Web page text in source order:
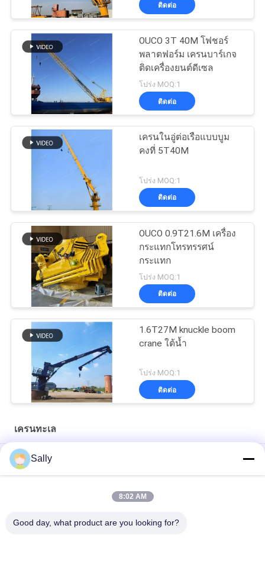
ติดต่อ
OUCO 3T 40M โฟชอร์
พลาตฟอร์ม เครนบาร์เกจ
ติดเครื่องยนต์ดีเซล
โปร่ง MOQ:1
ติดต่อ
เครนในอู่ต่อเรือแบบบูม
คงที่ 5T40M
โปร่ง MOQ:1
ติดต่อ
OUCO 0.9T21.6M เครื่อง
กระแทกโทรทรรศน์
กระแทก
โปร่ง MOQ:1
ติดต่อ
1.6T27M knuckle boom
crane ใต้น้ำ
โปร่ง MOQ:1
ติดต่อ
เครนทะเล
เชือกลวดทะเล OUCO ระดับพรีเมี่ยม
Sally
8:02 AM
Good day, what product are you looking for?